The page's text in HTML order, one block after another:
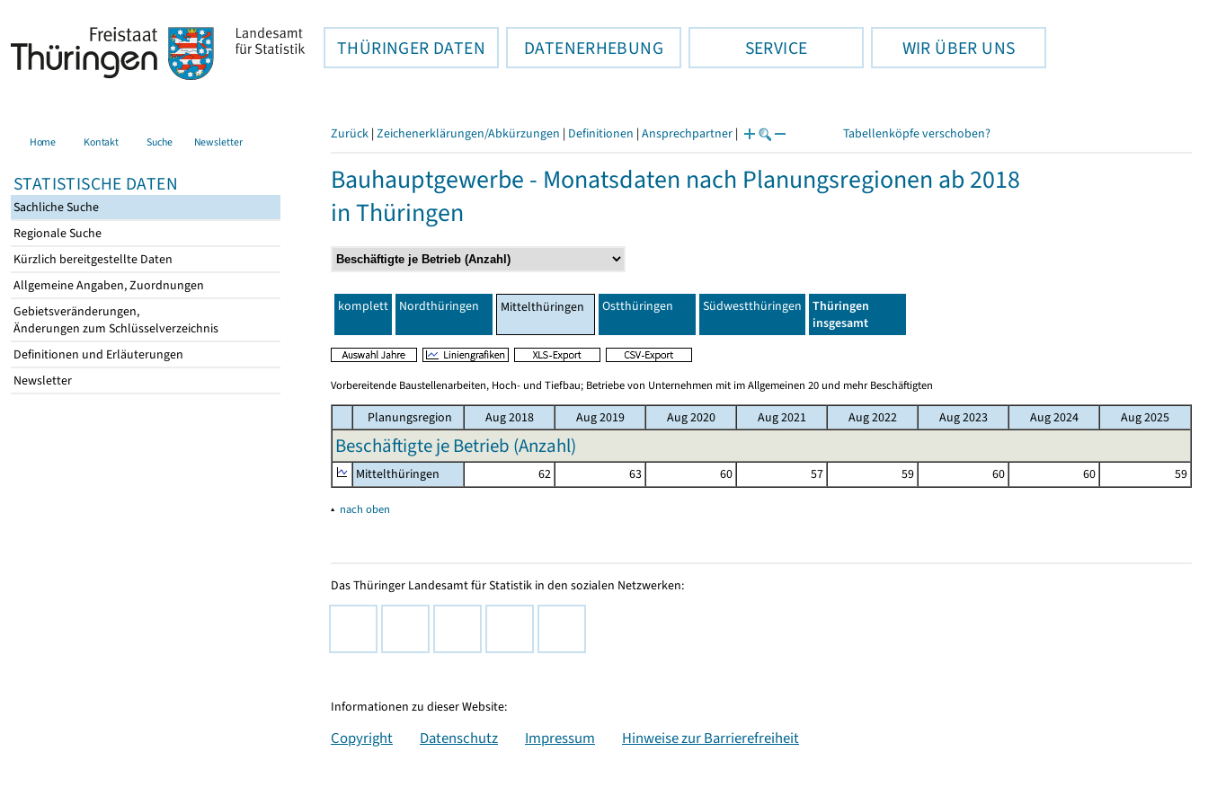
THÜRINGER DATEN DATENERHEBUNG SERVICE WIR ÜBER UNS
Home Kontakt Suche Newsletter
STATISTISCHE DATEN
Sachliche Suche
Regionale Suche
Kürzlich bereitgestellte Daten
Allgemeine Angaben, Zuordnungen
Gebietsveränderungen,
Änderungen zum Schlüsselverzeichnis
Definitionen und Erläuterungen
Newsletter
Zurück | Zeichenerklärungen/Abkürzungen | Definitionen | Ansprechpartner | Tabellenköpfe verschoben?
Bauhauptgewerbe - Monatsdaten nach Planungsregionen ab 2018
in Thüringen
komplett Nordthüringen Mittelthüringen Ostthüringen Südwestthüringen
Thüringen
insgesamt
Vorbereitende Baustellenarbeiten, Hoch- und Tiefbau; Betriebe von Unternehmen mit im Allgemeinen 20 und mehr Beschäftigten
Planungsregion Aug 2018 Aug 2019 Aug 2020 Aug 2021 Aug 2022 Aug 2023 Aug 2024 Aug 2025
Beschäftigte je Betrieb (Anzahl)
Mittelthüringen 62 63 60 57 59 60 60 59
▴ nach oben
Das Thüringer Landesamt für Statistik in den sozialen Netzwerken:
Informationen zu dieser Website:
Copyright Datenschutz Impressum Hinweise zur Barrierefreiheit